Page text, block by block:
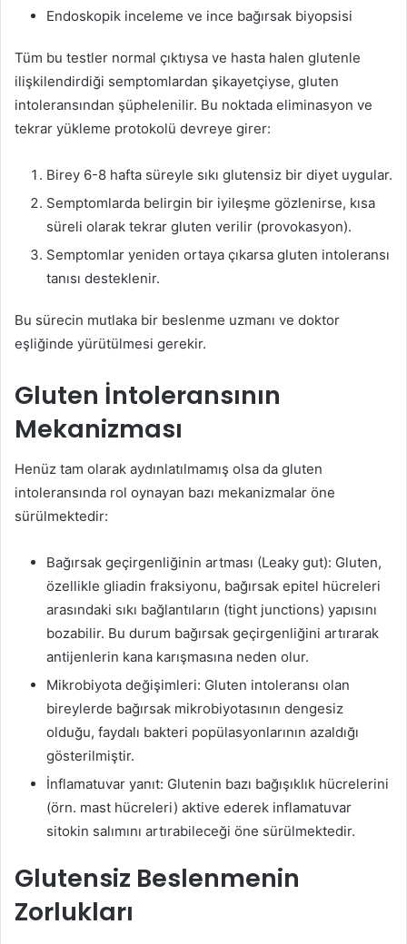
Endoskopik inceleme ve ince bağırsak biyopsisi
Tüm bu testler normal çıktıysa ve hasta halen glutenle
ilişkilendirdiği semptomlardan şikayetçiyse, gluten
intoleransından şüphelenilir. Bu noktada eliminasyon ve
tekrar yükleme protokolü devreye girer:
Birey 6-8 hafta süreyle sıkı glutensiz bir diyet uygular.
Semptomlarda belirgin bir iyileşme gözlenirse, kısa
süreli olarak tekrar gluten verilir (provokasyon).
Semptomlar yeniden ortaya çıkarsa gluten intoleransı
tanısı desteklenir.
Bu sürecin mutlaka bir beslenme uzmanı ve doktor
eşliğinde yürütülmesi gerekir.
Gluten İntoleransının
Mekanizması
Henüz tam olarak aydınlatılmamış olsa da gluten
intoleransında rol oynayan bazı mekanizmalar öne
sürülmektedir:
Bağırsak geçirgenliğinin artması (Leaky gut): Gluten,
özellikle gliadin fraksiyonu, bağırsak epitel hücreleri
arasındaki sıkı bağlantıların (tight junctions) yapısını
bozabilir. Bu durum bağırsak geçirgenliğini artırarak
antijenlerin kana karışmasına neden olur.
Mikrobiyota değişimleri: Gluten intoleransı olan
bireylerde bağırsak mikrobiyotasının dengesiz
olduğu, faydalı bakteri popülasyonlarının azaldığı
gösterilmiştir.
İnflamatuvar yanıt: Glutenin bazı bağışıklık hücrelerini
(örn. mast hücreleri) aktive ederek inflamatuvar
sitokin salımını artırabileceği öne sürülmektedir.
Glutensiz Beslenmenin
Zorlukları